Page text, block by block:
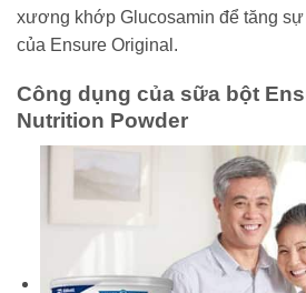
xương khớp Glucosamin để tăng sự
của Ensure Original.
Công dụng của sữa bột
Nutrition Powder